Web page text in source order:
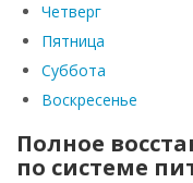
Четверг
Пятница
Суббота
Воскресенье
Полное
по системе